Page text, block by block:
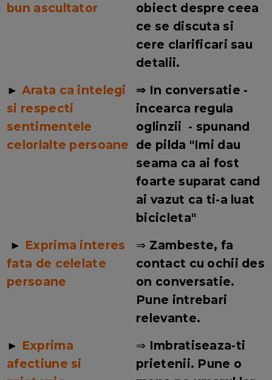
bun ascultator
obiect despre ceea
ce se discuta si
cere clarificari sau
detalii.
► Arata ca intelegi
si respecti
sentimentele
celorlalte persoane
⇒ In conversatie -
incearca regula
oglinzii - spunand
de pilda "Imi dau
seama ca ai fost
foarte suparat cand
ai vazut ca ti-a luat
bicicleta"
► Exprima interes
fata de celelate
persoane
⇒ Zambeste, fa
contact cu ochii des
on conversatie.
Pune intrebari
relevante.
► Exprima
afectiune si
⇒ Imbratiseaza-ti
prietenii. Pune o